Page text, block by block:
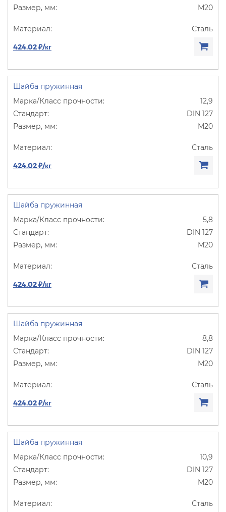
М20
Сталь
424.02 ₽/кг
Шайба пружинная
12,9
DIN 127
М20
Сталь
424.02 ₽/кг
Шайба пружинная
5,8
DIN 127
М20
Сталь
424.02 ₽/кг
Шайба пружинная
8,8
DIN 127
М20
Сталь
424.02 ₽/кг
Шайба пружинная
10,9
DIN 127
М20
Сталь